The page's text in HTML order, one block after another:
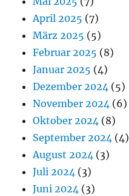
April 2025 (7)
März 2025 (5)
Februar 2025 (8)
Januar 2025 (4)
Dezember 2024 (5)
November 2024 (6)
Oktober 2024 (8)
September 2024 (4)
August 2024 (3)
Juli 2024 (3)
Juni 2024 (3)